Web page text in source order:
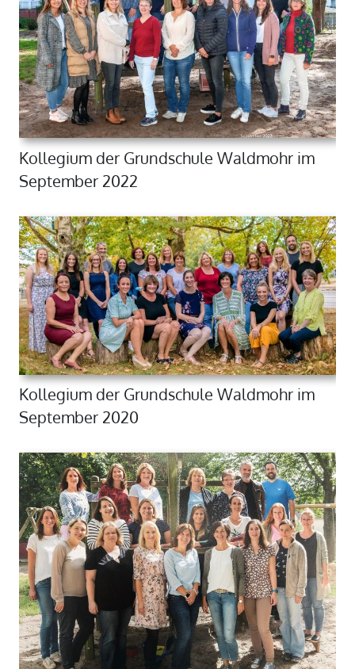
Kollegium der Grundschule Waldmohr im
September 2022
Kollegium der Grundschule Waldmohr im
September 2020